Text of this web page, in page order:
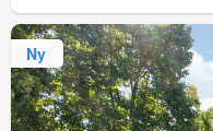
Ny